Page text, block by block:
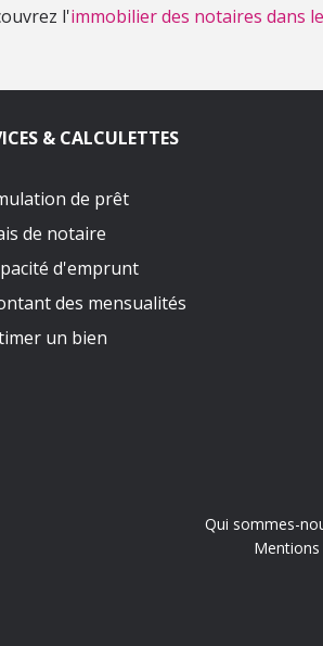
l'immobilier des notaires dans
& CALCULETTES
de prêt
de notaire
d'emprunt
des mensualités
un bien
Qui sommes-
Mentions